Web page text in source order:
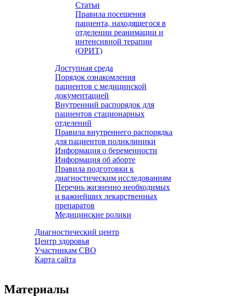
Статьи
Правила посещения
пациента, находящегося в
отделении реанимации и
интенсивной терапии
(ОРИТ)
Доступная среда
Порядок ознакомления
пациентов с медицинской
документацией
Внутренний распорядок для
пациентов стационарных
отделений
Правила внутреннего распорядка
для пациентов поликлиники
Информация о беременности
Информация об аборте
Правила подготовки к
диагностическим исследованиям
Перечнь жизненно необходимых
и важнейших лекарственных
препаратов
Медицинские ролики
Диагностический центр
Центр здоровья
Участникам СВО
Карта сайта
Материалы